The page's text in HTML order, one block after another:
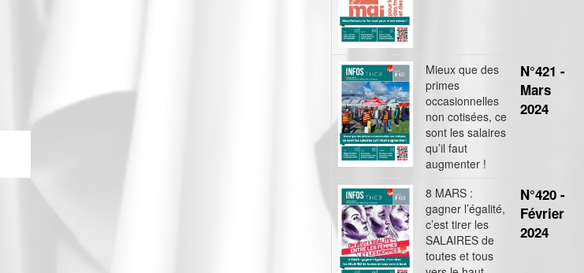
Mieux que des
primes
occasionnelles
non cotisées, ce
sont les salaires
qu’il faut
augmenter !
N°421 -
Mars
2024
8 MARS :
gagner l’égalité,
c’est tirer les
SALAIRES de
toutes et tous
N°420 -
Février
2024